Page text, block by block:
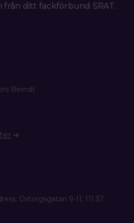
från ditt fackförbund SRAT.
Berndt
Oxtorgsgatan 9-11, 111 57